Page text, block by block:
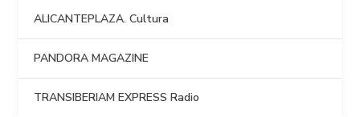
ALICANTEPLAZA. Cultura
PANDORA MAGAZINE
TRANSIBERIAM EXPRESS Radio